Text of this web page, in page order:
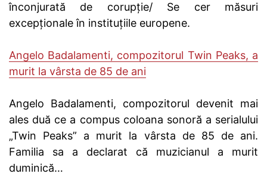
înconjurată de corupție/ Se cer măsuri
excepționale în instituțiile europene.
Angelo Badalamenti, compozitorul Twin Peaks, a
murit la vârsta de 85 de ani
Angelo Badalamenti, compozitorul devenit mai
ales duă ce a compus coloana sonoră a serialului
„Twin Peaks” a murit la vârsta de 85 de ani.
Familia sa a declarat că muzicianul a murit
duminică…